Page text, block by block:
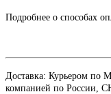
Подробнее о способах
Доставка: Курьером по
компанией по России,